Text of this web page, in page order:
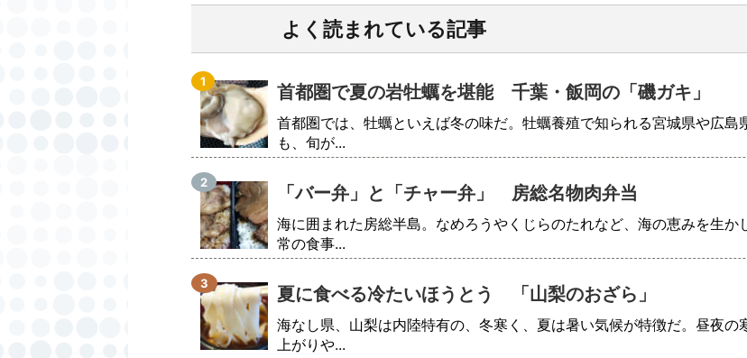
よく読まれている記事
首都圏で夏の岩牡蠣を堪能 千葉・飯岡の「磯ガキ」
首都圏では、牡蠣といえば冬の味だ。牡蠣養殖で知られる宮城県や広
も、旬が...
「バー弁」と「チャー弁」 房総名物肉弁当
海に囲まれた房総半島。なめろうやくじらのたれなど、海の恵みを生
常の食事...
夏に食べる冷たいほうとう 「山梨のおざら」
海なし県、山梨は内陸特有の、冬寒く、夏は暑い気候が特徴だ。昼夜
上がりや...